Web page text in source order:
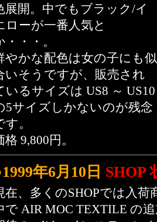
展開。中でもブラック/イ
ローが一番人気と
・・・。
やかな配色は女の子にも似
いそうですが、販売され
いるサイズは US8 ～ US10
5サイズしかないのが残念
す。
格 9,800円。
年6月10日 SHOP
在、多くのSHOPでは入
で AIR MOC TEXTILE の